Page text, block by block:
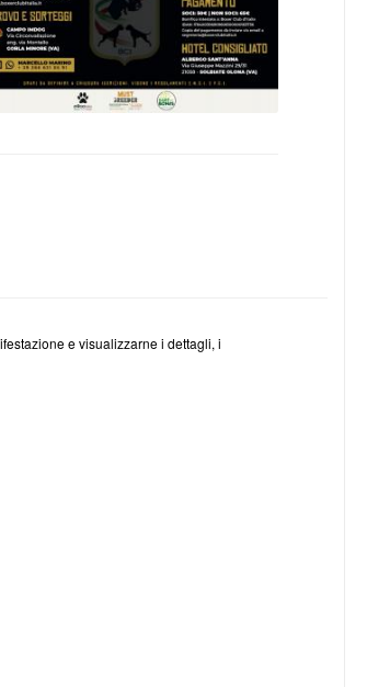
e visualizzarne i dettagli, i